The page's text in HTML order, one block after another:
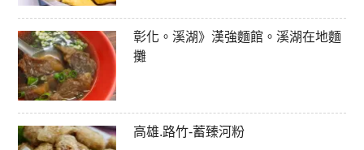
彰化。溪湖》漢強麵館。溪湖在地麵
攤
高雄.路竹-蓄臻河粉